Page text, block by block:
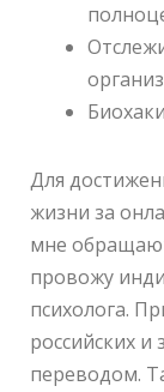
Для
жизни за
мне
провожу
психолога.
российских
переводом.